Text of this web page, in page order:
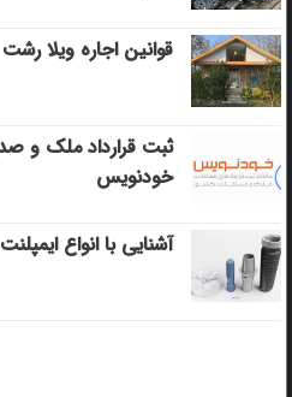
قوانین اجاره ویلا رشت
ثبت قرارداد ملک و
خودنویس
آشنایی با انواع